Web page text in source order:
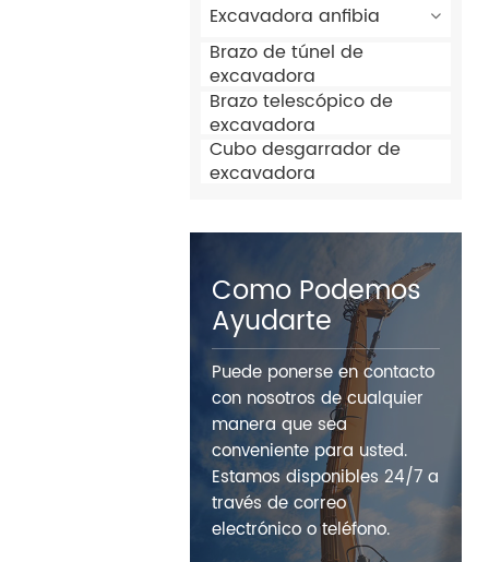
Excavadora anfibia
Brazo de túnel de
excavadora
Brazo telescópico de
excavadora
Cubo desgarrador de
excavadora
Como Podemos
Ayudarte
Puede ponerse en contacto
con nosotros de cualquier
manera que sea
conveniente para usted.
Estamos disponibles 24/7 a
través de correo
electrónico o teléfono.